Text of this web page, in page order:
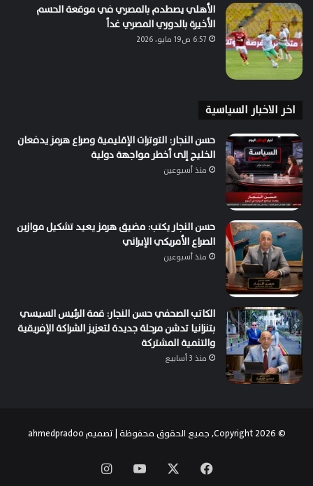
الأهلي يصطدم بالمصري في موقعة الحسم
الأخيرة بالدوري المصري غداً
6:57 ص19 مايو، 2026
اخر الاخبار السياسية
حسن النجار: التوترات الإقليمية وصراع هرمز يدفعان
الخليج إلى أخطر مواجهة دولية
منذ أسبوعين
حسن النجار يكتب: مضيق هرمز يعيد تشكيل موازين
الصراع الأمريكي الإيراني
منذ أسبوعين
الكاتب الصحفي حسن النجار: قمة الرئيس السيسي
بتنزانيا تدشن مرحلة جديدة لتعزيز الشراكة الإفريقية
والتنمية المشتركة
منذ 3 أسابيع
© Copyright 2026, جميع الحقوق محفوظة | تصميم ahmedpradoo
فيسبوك ‫YouTube